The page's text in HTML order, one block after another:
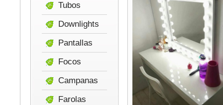
Tubos
Downlights
Pantallas
Focos
Campanas
Farolas